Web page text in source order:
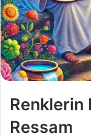
Renklerin
Ressam